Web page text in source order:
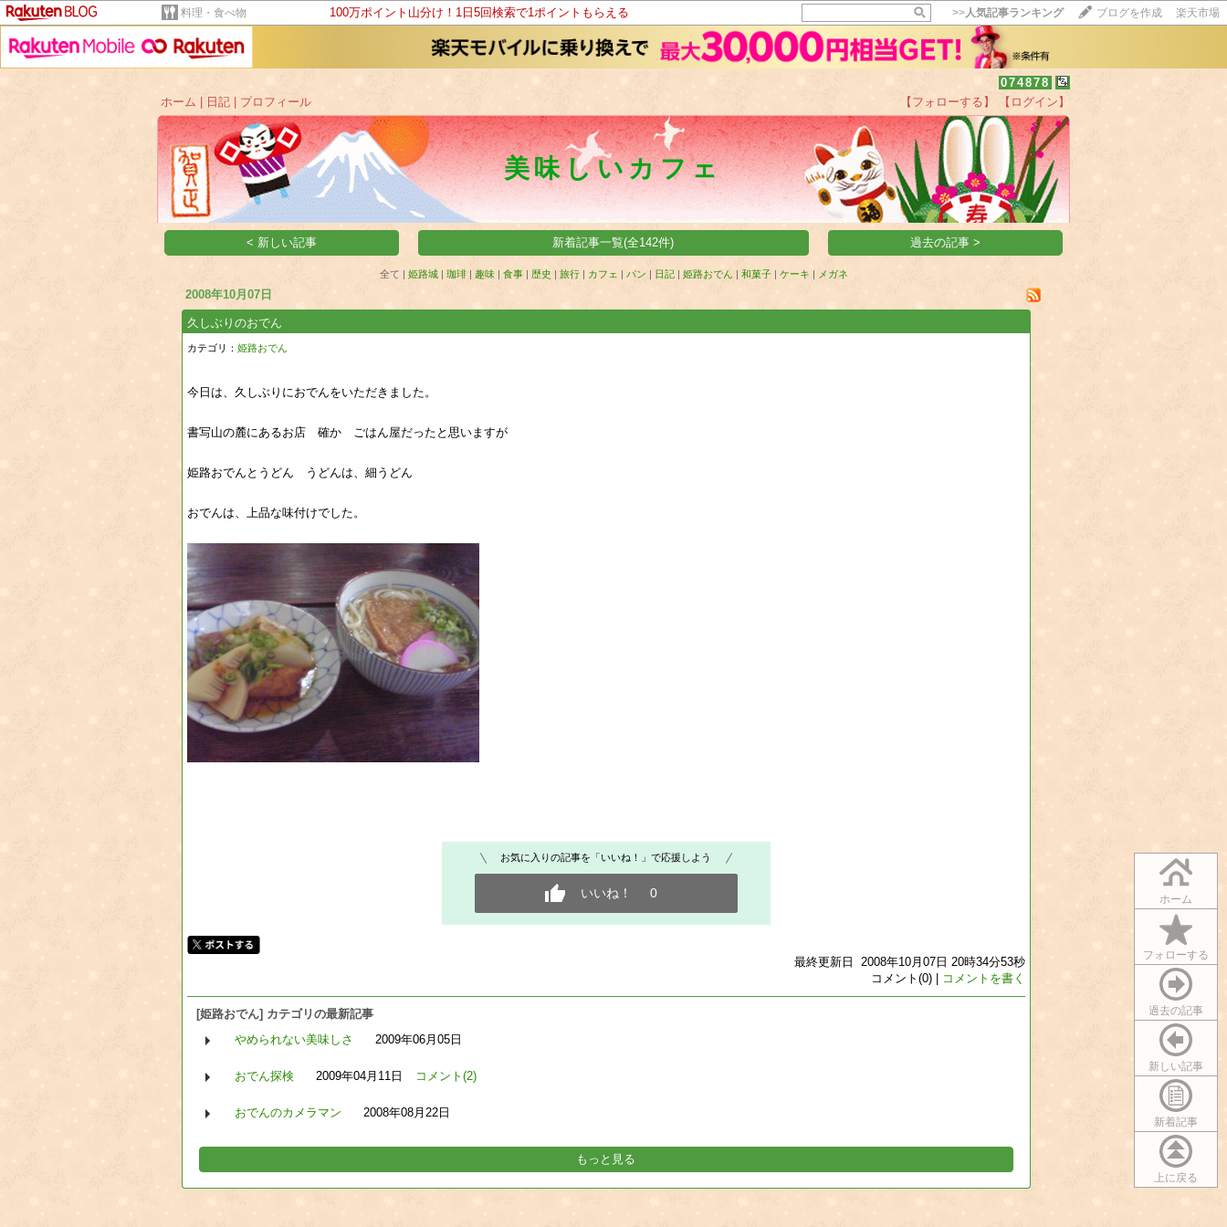
料理・食べ物 100万ポイント山分け！1日5回検索で1ポイントもらえる >>人気記事ランキング ブログを作成 楽天市場
074878
ホーム
日記 プロフィール 【フォローする】 【ログイン】
美味しいカフェ
ホーム
フォローする
過去の記事
新しい記事
新着記事
上に戻る
15記事にいいね！で1ポイント
10秒滞在
いいね!
< 新しい記事 新着記事一覧(全142件) 過去の記事 >
全て | 姫路城| 珈琲| 趣味| 食事| 歴史 | 旅行| カフェ | パン | 日記| 姫路おでん | 和菓子| ケーキ | メガネ
2008年10月07日
久しぶりのおでん
カテゴリ： 姫路おでん
今日は、久しぶりにおでんをいただきました。
書写山の麓にあるお店 確か ごはん屋だったと思いますが
姫路おでんとうどん うどんは、細うどん
おでんは、上品な味付けでした。
お気に入りの記事を「いいね！」で応援しよう
いいね！ 0
最終更新日 2008年10月07日 20時34分53秒
コメント(0) |
コメントを書く
[姫路おでん] カテゴリの最新記事
やめられない美味しさ
2009年06月05日
おでん探検 2009年04月11日 コメント(2)
おでんのカメラマン 2008年08月22日
もっと見る